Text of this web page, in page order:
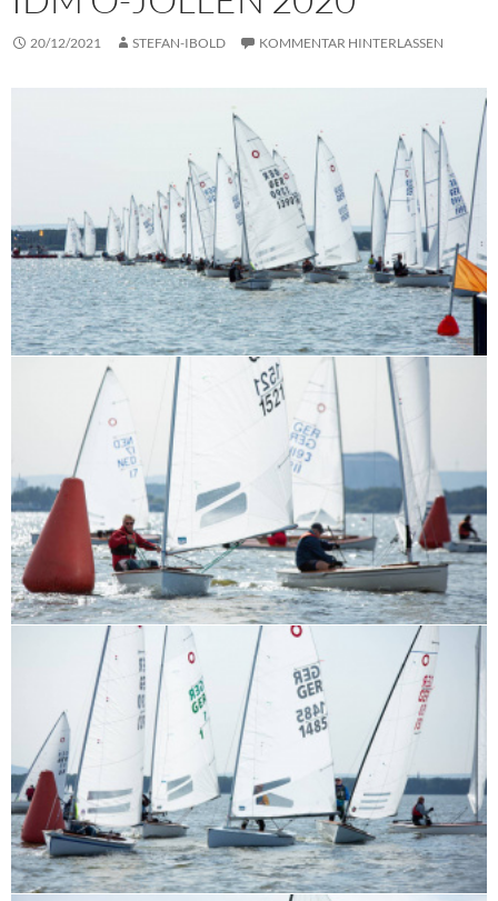
20/12/2021 STEFAN-IBOLD KOMMENTAR HINTERLASSEN